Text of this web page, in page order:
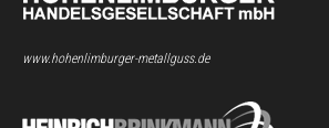
www.hohenlimburger-metallguss.de